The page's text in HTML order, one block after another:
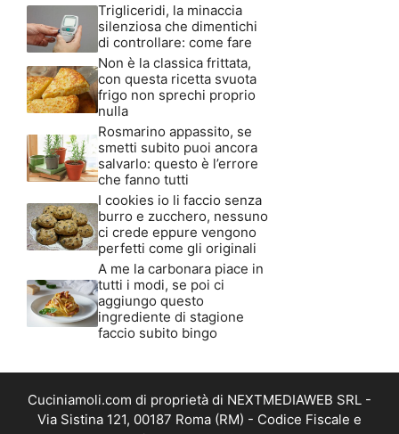
Trigliceridi, la minaccia
silenziosa che dimentichi
di controllare: come fare
Non è la classica frittata,
con questa ricetta svuota
frigo non sprechi proprio
nulla
Rosmarino appassito, se
smetti subito puoi ancora
salvarlo: questo è l’errore
che fanno tutti
I cookies io li faccio senza
burro e zucchero, nessuno
ci crede eppure vengono
perfetti come gli originali
A me la carbonara piace in
tutti i modi, se poi ci
aggiungo questo
ingrediente di stagione
faccio subito bingo
Cuciniamoli.com di proprietà di NEXTMEDIAWEB SRL -
Via Sistina 121, 00187 Roma (RM) - Codice Fiscale e